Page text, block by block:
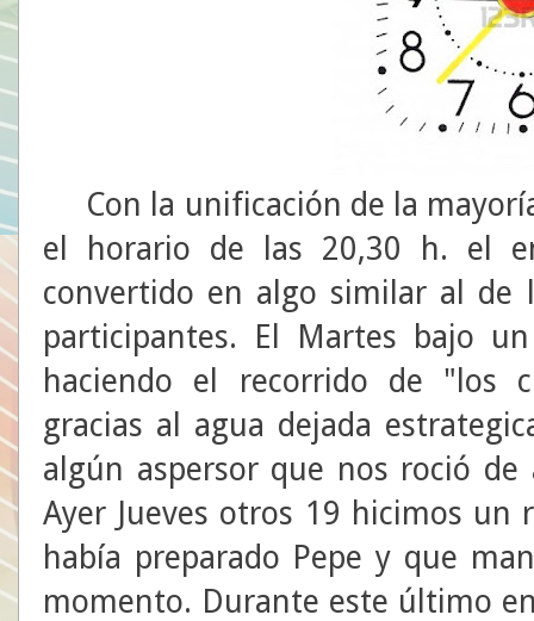
Con la unificación de la
el horario de las 20,30 h. el
convertido en algo similar al de
participantes. El Martes bajo
haciendo el recorrido de "los
gracias al agua dejada
algún aspersor que nos roció
Ayer Jueves otros 19 hicimos un
había preparado Pepe y que
momento. Durante este último